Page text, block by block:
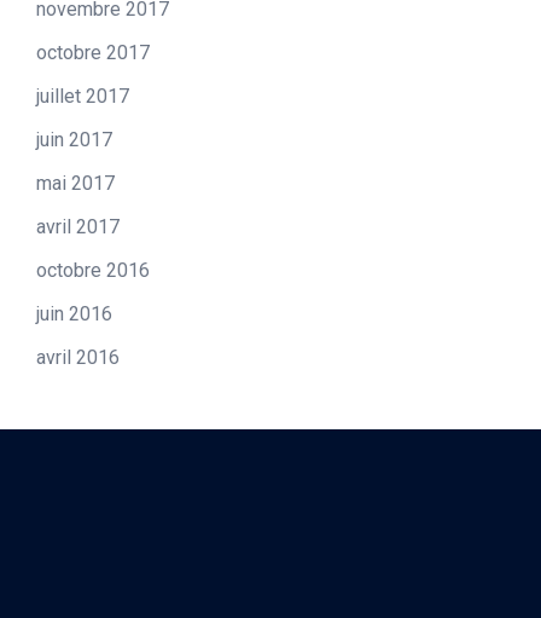
novembre 2017
octobre 2017
juillet 2017
juin 2017
mai 2017
avril 2017
octobre 2016
juin 2016
avril 2016